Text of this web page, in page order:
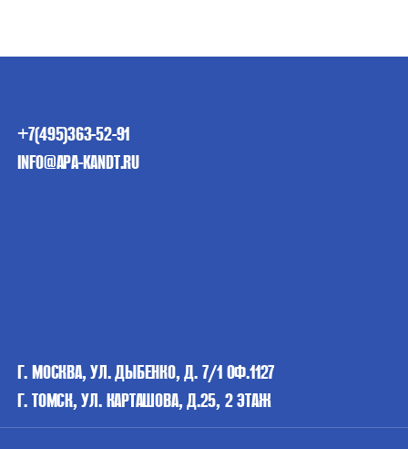
+7(495)363-52-91
INFO@APA-KANDT.RU
Г. МОСКВА, УЛ. ДЫБЕНКО, Д. 7/1 ОФ.1127
Г. ТОМСК, УЛ. КАРТАШОВА, Д.25, 2 ЭТАЖ